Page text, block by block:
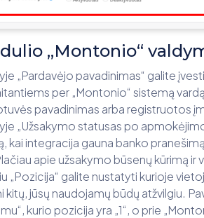
„Montonio“
„Pardavėjo pavadinimas“ galite
per „Montonio“ sistemą
pavadinimas arba registruotos
„Užsakymo statusas po
kai integracija gauna banko
apie užsakymo būsenų kūrimą ir
„Pozicija“ galite nustatyti kurioje
kitų, jūsų naudojamų būdų atžvilgiu.
kurio pozicija yra „1“, o prie